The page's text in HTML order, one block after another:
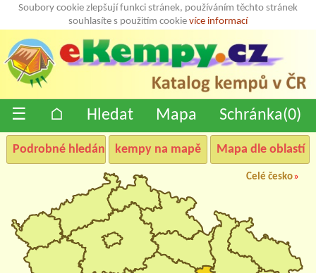
Soubory cookie zlepšují funkci stránek, používáním těchto stránek
souhlasíte s použitím cookie více informací
☰ ⌂ Hledat Mapa Schránka(0)
Podrobné hledání kempy na mapě Mapa dle oblastí
Celé česko»